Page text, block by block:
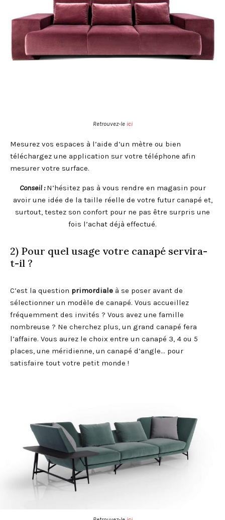
Retrouvez-le ici
Mesurez vos espaces à l’aide d’un mètre ou bien
téléchargez une application sur votre téléphone afin
mesurer votre surface.
Conseil : N’hésitez pas à vous rendre en magasin pour
avoir une idée de la taille réelle de votre futur canapé et,
surtout, testez son confort pour ne pas être surpris une
fois l’achat déjà effectué.
2) Pour quel usage votre canapé servira-
t-il ?
C’est la question primordiale à se poser avant de
sélectionner un modèle de canapé. Vous accueillez
fréquemment des invités ? Vous avez une famille
nombreuse ? Ne cherchez plus, un grand canapé fera
l’affaire. Vous aurez le choix entre un canapé 3, 4 ou 5
places, une méridienne, un canapé d’angle… pour
satisfaire tout votre petit monde !